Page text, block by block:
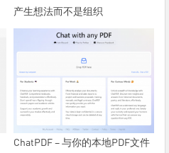
产生想法而不是组织
ChatPDF – 与你的本地PDF文件